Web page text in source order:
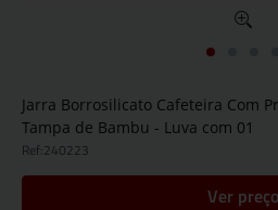
Jarra Borrosilicato Cafeteira Com
Tampa de Bambu - Luva com 01
Ref:240223
Ver preço